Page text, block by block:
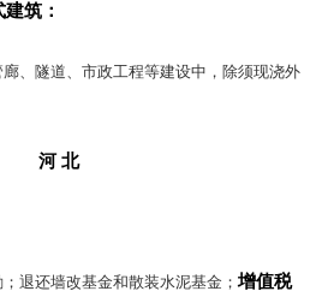
筑：
、隧道、市政工程等建设中，除须现浇外
河 北
退还墙改基金和散装水泥基金；增值税